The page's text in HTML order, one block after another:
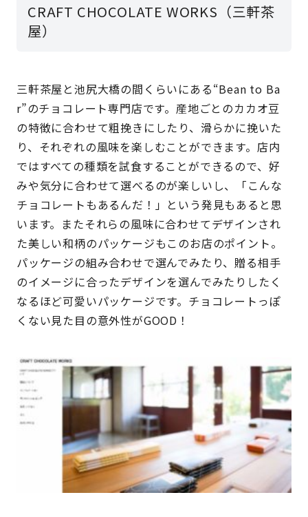
CRAFT CHOCOLATE WORKS（三軒茶
屋）
三軒茶屋と池尻大橋の間くらいにある“Bean to Ba
r”のチョコレート専門店です。産地ごとのカカオ豆
の特徴に合わせて粗挽きにしたり、滑らかに挽いた
り、それぞれの風味を楽しむことができます。店内
ではすべての種類を試食することができるので、好
みや気分に合わせて選べるのが楽しいし、「こんな
チョコレートもあるんだ！」という発見もあると思
います。またそれらの風味に合わせてデザインされ
た美しい和柄のパッケージもこのお店のポイント。
パッケージの組み合わせで選んでみたり、贈る相手
のイメージに合ったデザインを選んでみたりしたく
なるほど可愛いパッケージです。チョコレートっぽ
くない見た目の意外性がGOOD！